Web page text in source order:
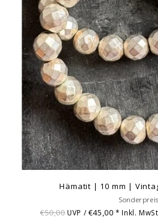
Hämatit | 10 mm |
Sonderpreis
€50,00 UVP / €45,00* Inkl.